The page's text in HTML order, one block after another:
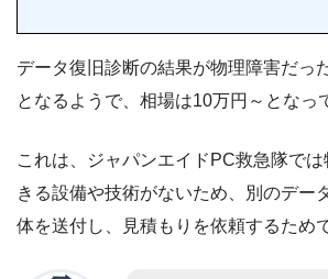
データ復旧診断の結果が物理障害だっ
となるようで、相場は10万円～となっ
これは、ジャパンエイドPC救急隊で
きる設備や技術がないため、別のデー
体を送付し、見積もりを依頼するため